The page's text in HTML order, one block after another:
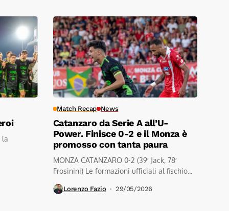
la
Match Recap News
Catanzaro da Serie A all’U-
Power. Finisce 0-2 e il Monza è
promosso con tanta paura
MONZA CATANZARO 0-2 (39′ Jack, 78′
Frosinini) Le formazioni ufficiali al fischio...
Lorenzo Fazio 29/05/2026